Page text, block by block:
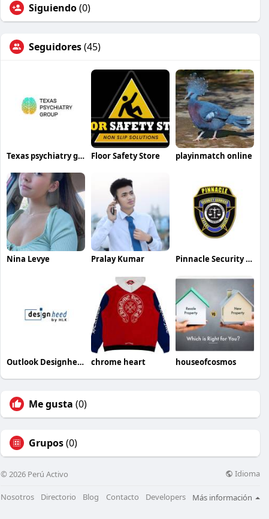
Siguiendo(0)
Seguidores(45)
Texas psychiatry group Floor Safety Store playinmatch online
Nina Levye Pralay Kumar Pinnacle Security Services
Outlook Designheed chrome heart houseofcosmos
Me gusta (0)
Grupos(0)
© 2026 Perú Activo Idioma
Nosotros Directorio Blog Contacto Developers Más información